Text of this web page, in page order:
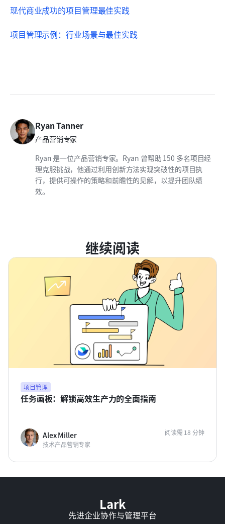
现代商业成功的项目管理最佳实践
项目管理示例：行业场景与最佳实践
Ryan Tanner
产品营销专家
Ryan 是一位产品营销专家。Ryan 曾帮助 150 多名项目经
理克服挑战，他通过利用创新方法实现突破性的项目执
行，提供可操作的策略和前瞻性的见解，以提升团队绩
效。
继续阅读
项目管理
任务画板：解锁高效生产力的全面指南
Alex Miller
技术产品营销专家
阅读需 18 分钟
Lark
先进企业协作与管理平台